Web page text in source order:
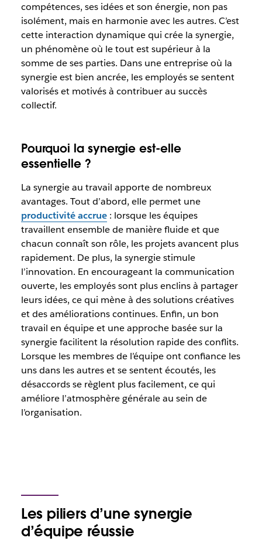
compétences, ses idées et son énergie, non pas
isolément, mais en harmonie avec les autres. C’est
cette interaction dynamique qui crée la synergie,
un phénomène où le tout est supérieur à la
somme de ses parties. Dans une entreprise où la
synergie est bien ancrée, les employés se sentent
valorisés et motivés à contribuer au succès
collectif.
Pourquoi la synergie est-elle
essentielle ?
La synergie au travail apporte de nombreux
avantages. Tout d’abord, elle permet une
productivité accrue: lorsque les équipes
travaillent ensemble de manière fluide et que
chacun connaît son rôle, les projets avancent plus
rapidement. De plus, la synergie stimule
l’innovation. En encourageant la communication
ouverte, les employés sont plus enclins à partager
leurs idées, ce qui mène à des solutions créatives
et des améliorations continues. Enfin, un bon
travail en équipe et une approche basée sur la
synergie facilitent la résolution rapide des conflits.
Lorsque les membres de l’équipe ont confiance les
uns dans les autres et se sentent écoutés, les
désaccords se règlent plus facilement, ce qui
améliore l’atmosphère générale au sein de
l’organisation.
Les piliers d’une synergie
d’équipe réussie